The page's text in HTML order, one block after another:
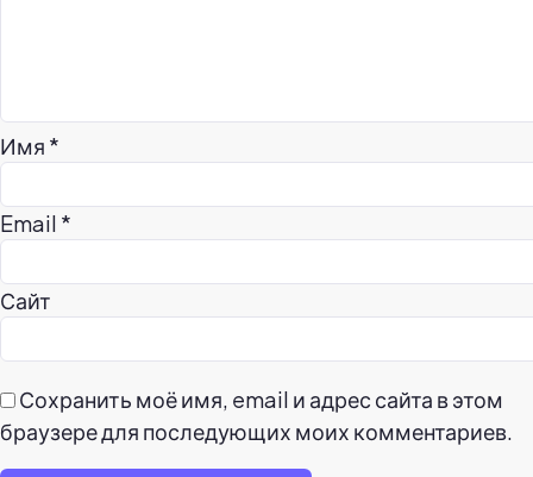
Имя *
Email *
Сайт
Сохранить моё имя, email и адрес сайта в этом
браузере для последующих моих комментариев.